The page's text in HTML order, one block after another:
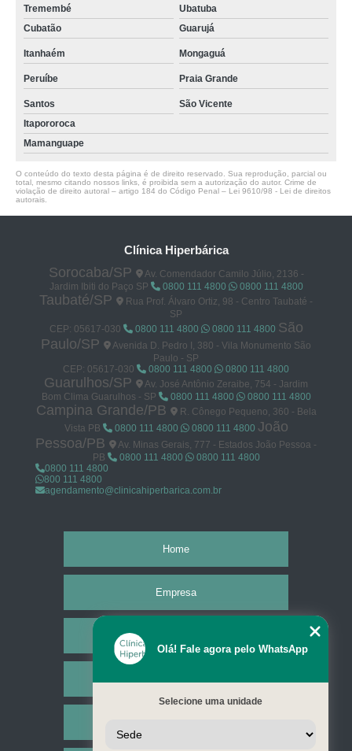
Tremembé
Ubatuba
Cubatão
Guarujá
Itanhaém Mongaguá
Peruíbe Praia Grande
Santos
São Vicente
Itapororoca
Mamanguape
O conteúdo do texto desta página é de direito reservado. Sua reprodução, parcial ou
total, mesmo citando nossos links, é proibida sem a autorização do autor. Crime de
violação de direito autoral – artigo 184 do Código Penal – Lei 9610/98 - Lei de direitos
autorais
Clínica Hiperbárica
Sorocaba/SP
Av. Comendador Camilo Júlio, 2136 -
Jardim Ibiti do Paço SP
0800 111 4800 0800 111 4800
Taubaté/SP
Rua Prof. Álvaro Ortiz, 98 - Centro Taubaté -
SP
CEP: 05617-030
0800 111 4800 0800 111 4800 São
Paulo/SP
Avenida D. Pedro I, 380 - Vila Monumento São
Paulo - SP
CEP: 05617-030
0800 111 4800 0800 111 4800
Guarulhos/SP
Av. José Antônio Zeraibe, 754 - Jardim
Bom Clima Guarulhos - SP
0800 111 4800 0800 111 4800
Campina Grande/PB
R. Cônego Pequeno, 360 - Bela
Vista PB
0800 111 4800 0800 111 4800 João
Pessoa/PB
Av. Minas Gerais, 777 - Estados João Pessoa -
PB
0800 111 4800
0800 111 4800
0800 111 4800
800 111 4800
agendamento@clinicahiperbarica.com.br
Home
Empresa
Olá! Fale agora pelo WhatsApp
Selecione uma unidade